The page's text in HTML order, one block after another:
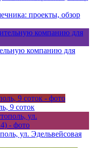
проекты, обзор
компанию для
9 соток
ул. Эдельвейсовая